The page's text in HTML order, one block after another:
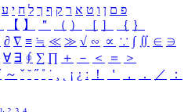
פ ם ן ו ט א ר ק ף ך ל ח י ע
【 】 ＂ （ ） ［ ］ ｛ ｝
∂ ∇ ≡ ≒ ≪ ≫ √ ∽ ∝ ∵ ∫ ∬ ∈ ∋
∀ ∃ ∮ ∑ ∏ ＋ － ＜ ＝
＞
～ ˇ ˘ ˝ ˚ ˙ ¸ ¡ ¿ ː ！ ＇ ， ． ／
：
₁ ₂ ₃ ₄